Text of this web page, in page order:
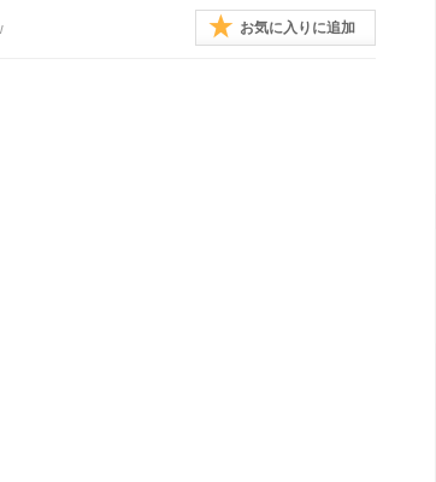
お気に入りに追加